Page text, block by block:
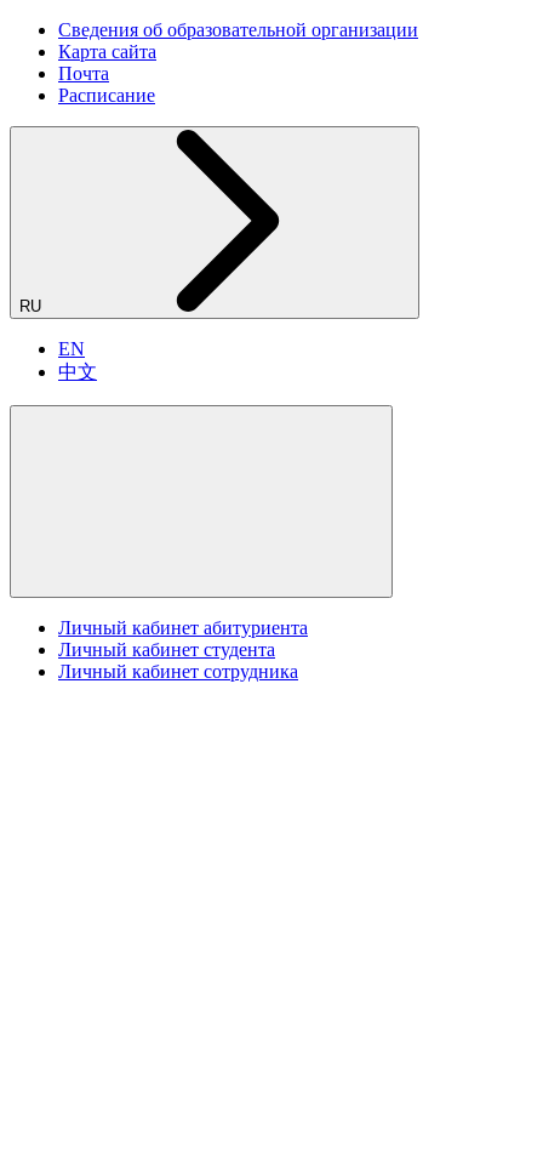
Сведения об образовательной организации
Карта сайта
Почта
Расписание
RU
EN
中文
Личный кабинет абитуриента
Личный кабинет студента
Личный кабинет сотрудника